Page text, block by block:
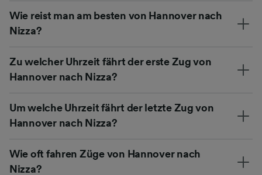
Wie reist man am besten von Hannover nach
Nizza?
Zu welcher Uhrzeit fährt der erste Zug von
Hannover nach Nizza?
Um welche Uhrzeit fährt der letzte Zug von
Hannover nach Nizza?
Wie oft fahren Züge von Hannover nach
Nizza?